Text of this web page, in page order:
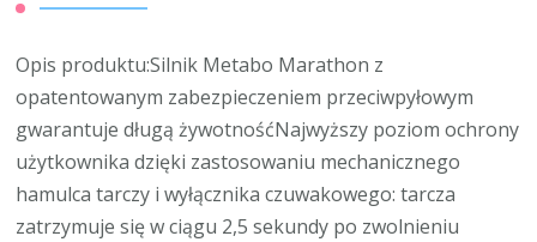
Opis produktu:Silnik Metabo Marathon z
opatentowanym zabezpieczeniem przeciwpyłowym
gwarantuje długą żywotnośćNajwyższy poziom ochrony
użytkownika dzięki zastosowaniu mechanicznego
hamulca tarczy i wyłącznika czuwakowego: tarcza
zatrzymuje się w ciągu 2,5 sekundy po zwolnieniu